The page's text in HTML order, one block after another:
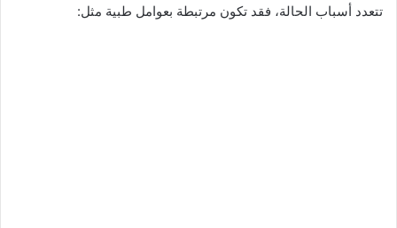
تتعدد أسباب الحالة، فقد تكون مرتبطة بعوامل طبية مثل: